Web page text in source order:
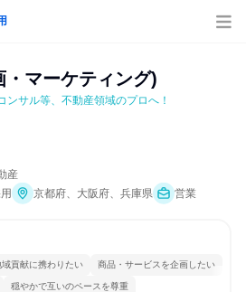
マーケティング)
サル等、不動産領域のプロへ！
産
京都府、大阪府、兵庫県 営業
域貢献に携わりたい 商品・サービスを企画したい
穏やかで互いのペースを尊重